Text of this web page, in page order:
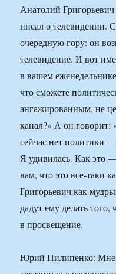
Анатолий
писал о телевидении.
очередную гору: он
телевидение. И вот
в вашем
что сможете
ангажированным, не
канал?» А он говорит:
сейчас нет политики
Я удивилась. Как это
вам, что это все-таки
Григорьевич как
дадут ему делать
в просвещение.
Юрий Пилипенко: Мне